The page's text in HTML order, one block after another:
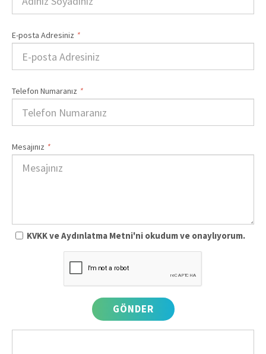
E-posta Adresiniz *
Telefon Numaranız *
Mesajınız *
KVKK ve Aydınlatma Metni'ni okudum ve onaylıyorum.